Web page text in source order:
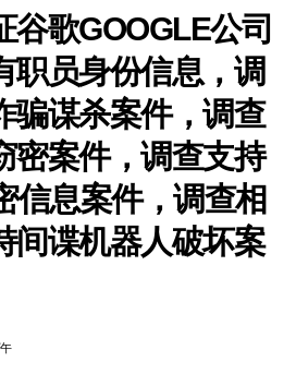
谷歌GOOGLE公司
职员身份信息，调
骗谋杀案件，调查
密案件，调查支持
信息案件，调查相
间谍机器人破坏案